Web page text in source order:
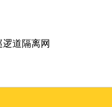
逻道隔离网